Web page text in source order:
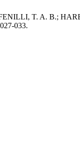
T. A. B.;
033.